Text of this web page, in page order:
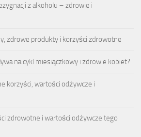
z alkoholu – zdrowie i
zdrowe produkty i korzyści zdrowotne
na cykl miesiączkowy i zdrowie kobiet?
korzyści, wartości odżywcze i
zdrowotne i wartości odżywcze tego